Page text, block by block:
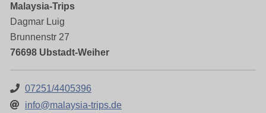
Malaysia-Trips
Dagmar Luig
Brunnenstr 27
76698 Ubstadt-Weiher
07251/4405396
info@malaysia-trips.de